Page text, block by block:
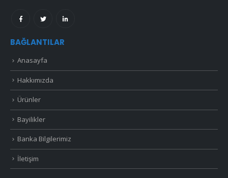
BAĞLANTILAR
Anasayfa
Hakkımızda
Ürünler
Bayilikler
Banka Bilgilerimiz
İletişim